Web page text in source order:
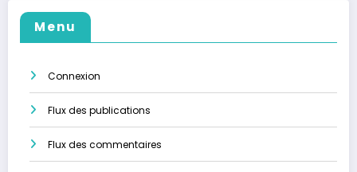
Menu
Connexion
Flux des publications
Flux des commentaires